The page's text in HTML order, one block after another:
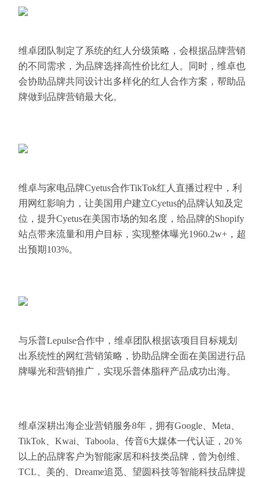
维卓团队制定了系统的红人分级策略，会根据品牌营销
的不同需求，为品牌选择高性价比红人。同时，维卓也
会协助品牌共同设计出多样化的红人合作方案，帮助品
牌做到品牌营销最大化。
维卓与家电品牌Cyetus合作TikTok红人直播过程中，利
用网红影响力，让美国用户建立Cyetus的品牌认知及定
位，提升Cyetus在美国市场的知名度，给品牌的Shopify
站点带来流量和用户目标，实现整体曝光1960.2w+，超
出预期103%。
与乐普Lepulse合作中，维卓团队根据该项目目标规划
出系统性的网红营销策略，协助品牌全面在美国进行品
牌曝光和营销推广，实现乐普体脂秤产品成功出海。
维卓深耕出海企业营销服务8年，拥有Google、Meta、
TikTok、Kwai、Taboola、传音6大媒体一代认证，20％
以上的品牌客户为智能家居和科技类品牌，曾为创维、
TCL、美的、Dreame追觅、望圆科技等智能科技品牌提